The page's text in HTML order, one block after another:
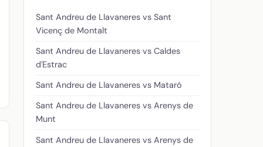
Sant Andreu de Llavaneres vs Sant
Vicenç de Montalt
Sant Andreu de Llavaneres vs Caldes
d'Estrac
Sant Andreu de Llavaneres vs Mataró
Sant Andreu de Llavaneres vs Arenys de
Munt
Sant Andreu de Llavaneres vs Arenys de